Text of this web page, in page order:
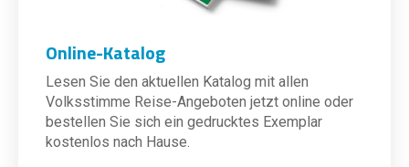
Online-Katalog
Lesen Sie den aktuellen Katalog mit allen
Volksstimme Reise-Angeboten jetzt online oder
bestellen Sie sich ein gedrucktes Exemplar
kostenlos nach Hause.